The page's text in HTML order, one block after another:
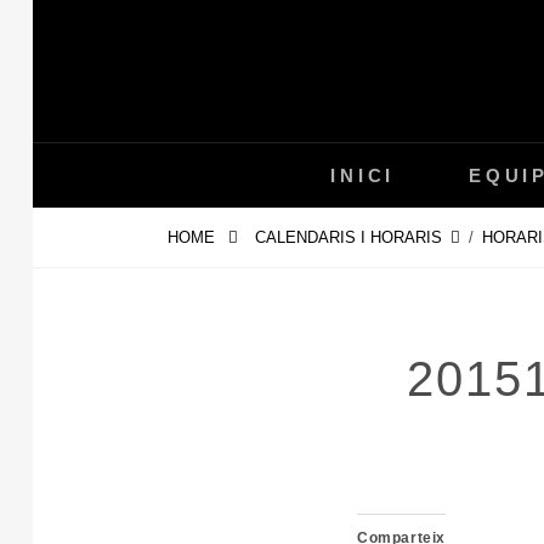
INICI
HOME CALENDARIS I HORARIS /
Comparteix